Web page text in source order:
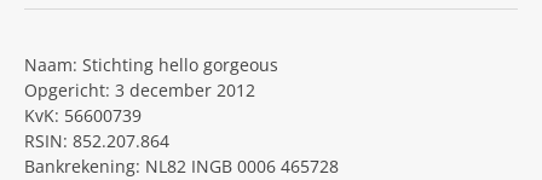
Naam: Stichting hello gorgeous
Opgericht: 3 december 2012
KvK: 56600739
RSIN: 852.207.864
Bankrekening: NL82 INGB 0006 465728